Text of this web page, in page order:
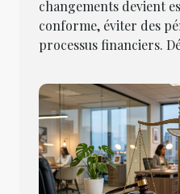
changements devient
conforme, éviter des
processus financiers.